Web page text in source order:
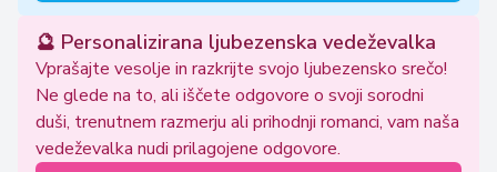
🔮 Personalizirana ljubezenska vedeževalka
Vprašajte vesolje in razkrijte svojo ljubezensko srečo!
Ne glede na to, ali iščete odgovore o svoji sorodni
duši, trenutnem razmerju ali prihodnji romanci, vam naša
vedeževalka nudi prilagojene odgovore.